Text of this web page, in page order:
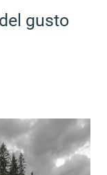
gusto